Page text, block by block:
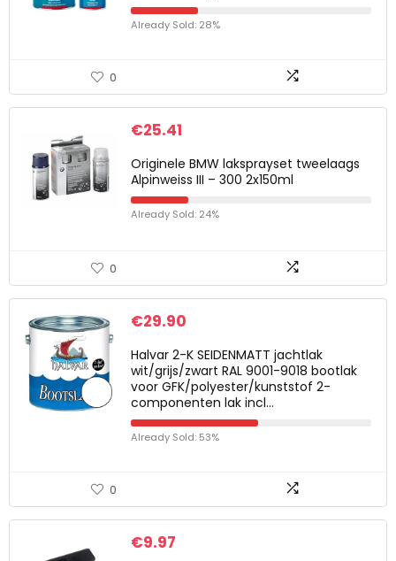
Already Sold: 28%
0
€25.41
Originele BMW laksprayset tweelaags
Alpinweiss III – 300 2x150ml
Already Sold: 24%
0
€29.90
Halvar 2-K SEIDENMATT jachtlak
wit/grijs/zwart RAL 9001-9018 bootlak
voor GFK/polyester/kunststof 2-
componenten lak incl…
Already Sold: 53%
0
€9.97